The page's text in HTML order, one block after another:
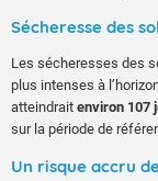
Sécheresse des
Les sécheresses des
plus intenses à
atteindrait environ 107
sur la période de
Un risque accru